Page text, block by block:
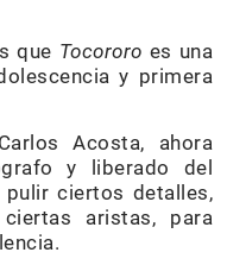
que Tocororo es una
y primera
Acosta, ahora
y liberado del
ciertos detalles,
aristas, para